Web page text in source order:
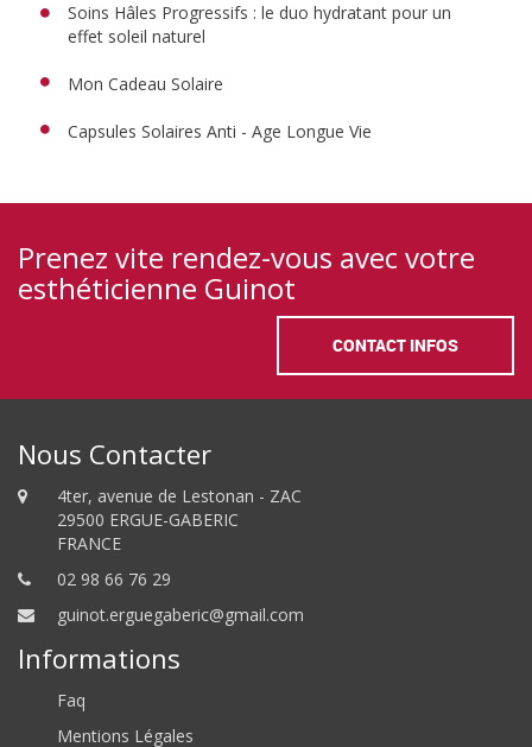
Soins Hâles Progressifs : le duo hydratant pour un
effet soleil naturel
Mon Cadeau Solaire
Capsules Solaires Anti - Age Longue Vie
Prenez vite rendez-vous avec votre
esthéticienne Guinot
CONTACT INFOS
Nous Contacter
4ter, avenue de Lestonan - ZAC
29500 ERGUE-GABERIC
FRANCE
02 98 66 76 29
guinot.erguegaberic@gmail.com
Informations
Faq
Mentions Légales